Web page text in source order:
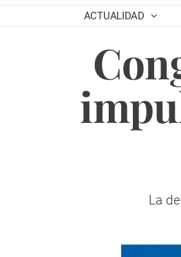
ACTUALIDAD
La